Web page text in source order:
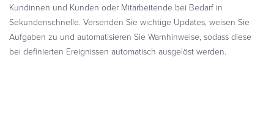
Kundinnen und Kunden oder Mitarbeitende bei Bedarf in
Sekundenschnelle. Versenden Sie wichtige Updates, weisen Sie
Aufgaben zu und automatisieren Sie Warnhinweise, sodass diese
bei definierten Ereignissen automatisch ausgelöst werden.